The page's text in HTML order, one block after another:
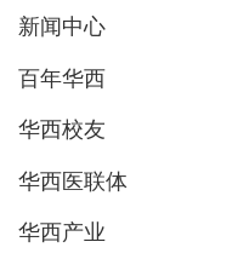
新闻中心
百年华西
华西校友
华西医联体
华西产业